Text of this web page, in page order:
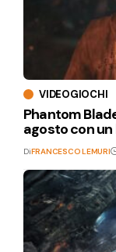
VIDEOGIOCHI
Phantom
agosto con
DiFRANCESCO LEMURI